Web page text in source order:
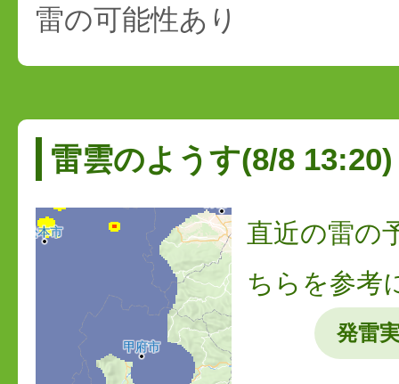
雷の可能性あり
雷雲のようす(8/8 13:20)
直近の雷の
ちらを参考
発雷